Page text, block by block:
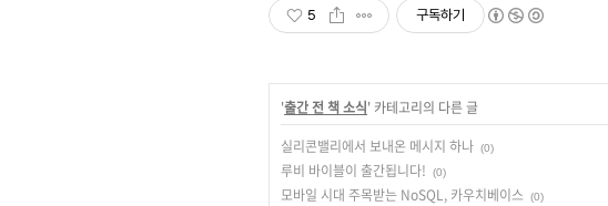
5 구독하기
'출간 전 책 소식' 카테고리의 다른 글
실리콘밸리에서 보내온 메시지 하나 (0)
루비 바이블이 출간됩니다! (0)
모바일 시대 주목받는 NoSQL, 카우치베이스 (0)